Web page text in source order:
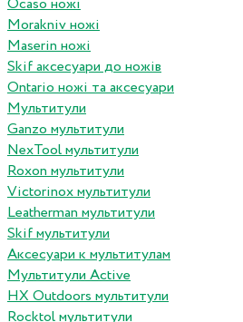
Ocaso ножі
Morakniv ножі
Maserin ножі
Skif аксесуари до ножів
Ontario ножі та аксесуари
Мультитули
Ganzo мультитули
NexTool мультитули
Roxon мультитули
Victorinox мультитули
Leatherman мультитули
Skif мультитули
Аксесуари к мультитулам
Мультитули Active
HX Outdoors мультитули
Rocktol мультитули